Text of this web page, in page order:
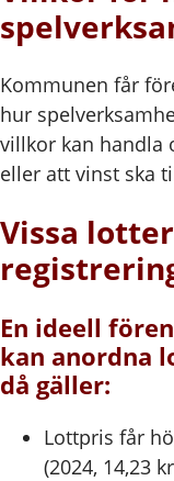
Kommunen får
hur
villkor kan handla
eller att vinst ska
Vissa
En ideell
kan anordna
då gäller:
Lottpris får
(2024, 14,23